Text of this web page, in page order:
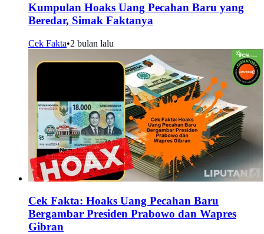
Kumpulan Hoaks Uang Pecahan Baru yang
Beredar, Simak Faktanya
Cek Fakta•2 bulan lalu
Cek Fakta: Hoaks Uang Pecahan Baru
Bergambar Presiden Prabowo dan Wapres
Gibran